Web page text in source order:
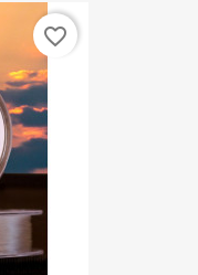
favorite_border